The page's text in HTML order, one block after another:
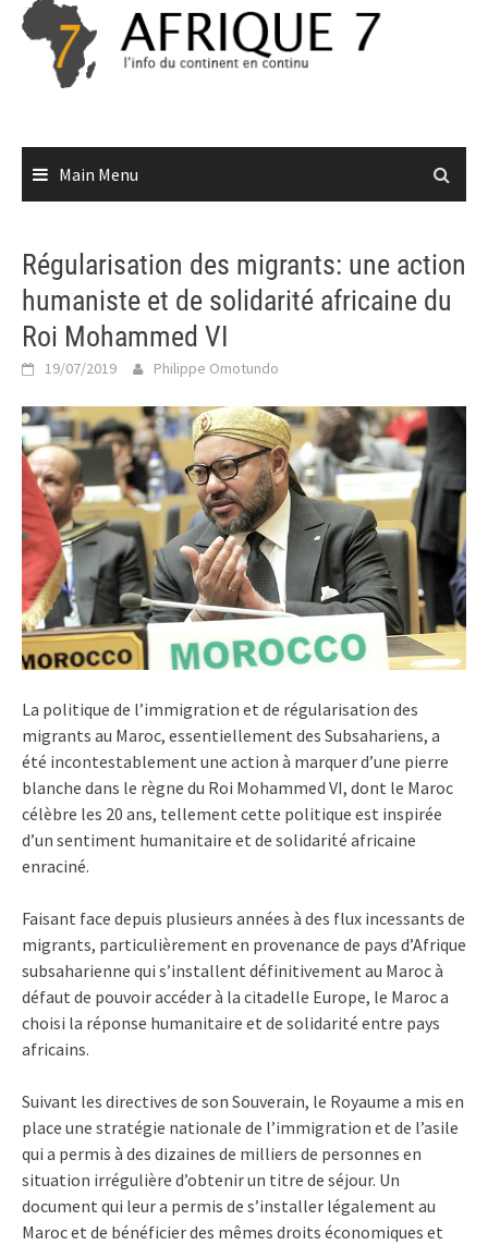
Skip
content
Main Menu
Régularisation des migrants: une action
humaniste et de solidarité africaine du
Roi Mohammed VI
19/07/2019 Philippe Omotundo
La politique de l’immigration et de régularisation des
migrants au Maroc, essentiellement des Subsahariens, a
été incontestablement une action à marquer d’une pierre
blanche dans le règne du Roi Mohammed VI, dont le Maroc
célèbre les 20 ans, tellement cette politique est inspirée
d’un sentiment humanitaire et de solidarité africaine
enraciné.
Faisant face depuis plusieurs années à des flux incessants de
migrants, particulièrement en provenance de pays d’Afrique
subsaharienne qui s’installent définitivement au Maroc à
défaut de pouvoir accéder à la citadelle Europe, le Maroc a
choisi la réponse humanitaire et de solidarité entre pays
africains.
Suivant les directives de son Souverain, le Royaume a mis en
place une stratégie nationale de l’immigration et de l’asile
qui a permis à des dizaines de milliers de personnes en
situation irrégulière d’obtenir un titre de séjour. Un
document qui leur a permis de s’installer légalement au
Maroc et de bénéficier des mêmes droits économiques et